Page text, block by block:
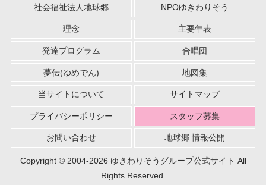
社会福祉法人地球郷 NPOゆきわりそう
理念 主要年表
発達プログラム 合唱団
夢伝(ゆめでん) 地図集
当サイトについて サイトマップ
プライバシーポリシー スタッフ募集
お問い合わせ 地球郷 情報公開
Copyright © 2004-2026 ゆきわりそうグループ公式サイト All
Rights Reserved.